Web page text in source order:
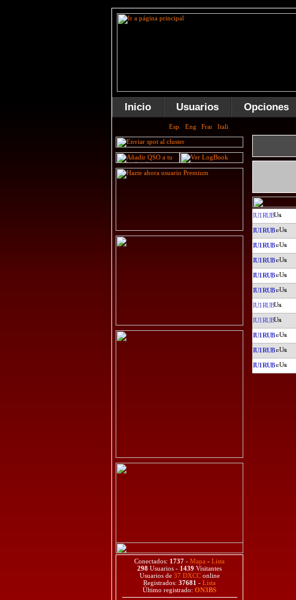
Inicio Usuarios Opciones
Conectados: 1737 - Mapa - Lista
298 Usuarios - 1439 Visitantes
Usuarios de 37 DXCConline
Registrados: 37681 - Lista
Último registrado: ON3BS
IU1RUB
IU1RUB
IU1RUB
IU1RUB
IU1RUB
IU1RUB
IU1RUB
IU1RUB
IU1RUB
IU1RUB
IU1RUB